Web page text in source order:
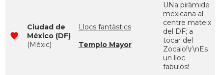
Ciudad de
México (DF)
(Mèxic)
Llocs fantàstics
Templo Mayor
UNa piràmide
mexicana al
centre mateix
del DF; a
tocar del
Zocalo!\r\nEs
un lloc
fabulós!